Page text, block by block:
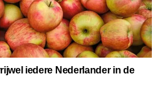
iedere Nederlander in de